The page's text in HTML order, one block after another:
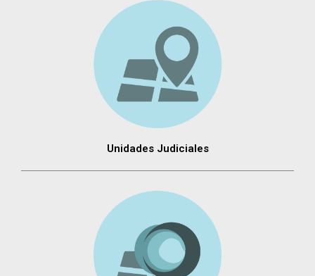
Unidades Judiciales